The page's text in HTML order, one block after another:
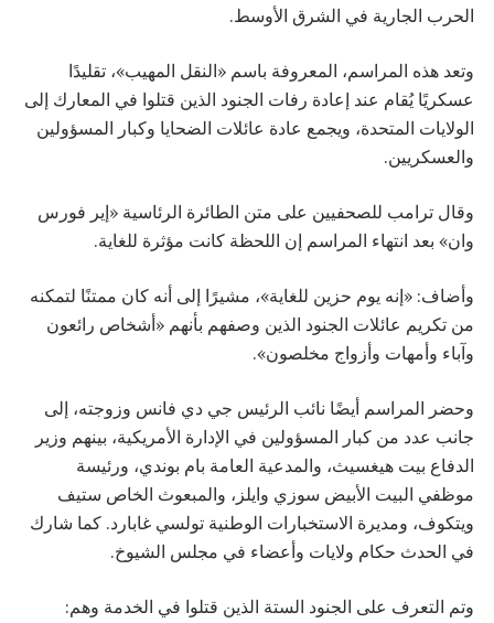
الحرب الجارية في الشرق الأوسط.
وتعد هذه المراسم، المعروفة باسم «النقل المهيب»، تقليدًا
عسكريًا يُقام عند إعادة رفات الجنود الذين قتلوا في المعارك إلى
الولايات المتحدة، ويجمع عادة عائلات الضحايا وكبار المسؤولين
والعسكريين.
وقال ترامب للصحفيين على متن الطائرة الرئاسية «إير فورس
وان» بعد انتهاء المراسم إن اللحظة كانت مؤثرة للغاية.
وأضاف: «إنه يوم حزين للغاية»، مشيرًا إلى أنه كان ممتنًا لتمكنه
من تكريم عائلات الجنود الذين وصفهم بأنهم «أشخاص رائعون
وآباء وأمهات وأزواج مخلصون».
وحضر المراسم أيضًا نائب الرئيس جي دي فانس وزوجته، إلى
جانب عدد من كبار المسؤولين في الإدارة الأمريكية، بينهم وزير
الدفاع بيت هيغسيث، والمدعية العامة بام بوندي، ورئيسة
موظفي البيت الأبيض سوزي وايلز، والمبعوث الخاص ستيف
ويتكوف، ومديرة الاستخبارات الوطنية تولسي غابارد. كما شارك
في الحدث حكام ولايات وأعضاء في مجلس الشيوخ.
وتم التعرف على الجنود الستة الذين قتلوا في الخدمة وهم: